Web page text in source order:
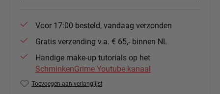
Voor 17:00 besteld, vandaag verzonden
Gratis verzending v.a. € 65,- binnen NL
Handige make-up tutorials op het
SchminkenGrime Youtube kanaal
Toevoegen aan verlanglijst